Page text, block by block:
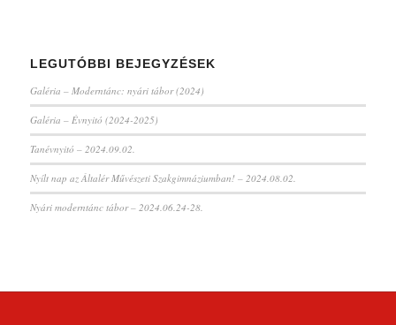
LEGUTÓBBI BEJEGYZÉSEK
Galéria – Moderntánc: nyári tábor (2024)
Galéria – Évnyitó (2024-2025)
Tanévnyitó – 2024.09.02.
Nyílt nap az Általér Művészeti Szakgimnáziumban! – 2024.08.02.
Nyári moderntánc tábor – 2024.06.24-28.